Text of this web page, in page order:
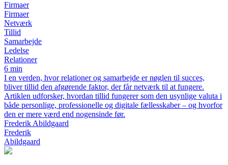
Firmaer
Firmaer
Netværk
Tillid
Samarbejde
Ledelse
Relationer
6 min
I en verden, hvor relationer og samarbejde er nøglen til succes,
bliver tillid den afgørende faktor, der får netværk til at fungere.
Artiklen udforsker, hvordan tillid fungerer som den usynlige valuta i
både personlige, professionelle og digitale fællesskaber – og hvorfor
den er mere værd end nogensinde før.
Frederik Abildgaard
Frederik
Abildgaard